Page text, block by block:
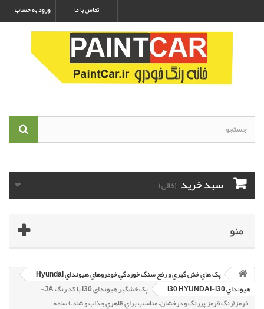
ورود به حساب تماس با ما
سبد خرید (خالی)
منو
پک هاي خش گيري و رفع سنگ خوردگي خودروهاي هيونداي Hyundai
هيونداي i30 HYUNDAI-i30
پک خشگير هیوندای i30 با کد رنگ JA-
قرمز(رنگ قرمز پررنگ و درخشان، مناسب براي ظاهري جذاب و شاد.) ساده